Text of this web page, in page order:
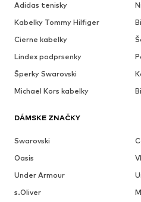
Adidas tenisky
Kabelky Tommy Hilfiger
Cierne kabelky
Lindex podprsenky
Šperky Swarovski
Michael Kors kabelky
DÁMSKE ZNAČKY
Swarovski
Oasis
Under Armour
s.Oliver